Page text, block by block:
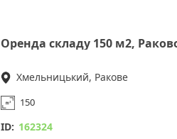
Оренда складу 150 м2,
Хмельницький, Ракове
150
ID: 162324